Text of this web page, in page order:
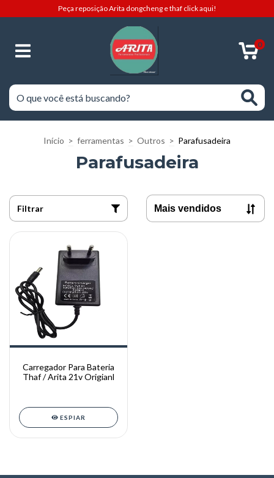
Peça reposição Arita dongcheng e thaf click aqui!
0
Início > ferramentas > Outros > Parafusadeira
Parafusadeira
Filtrar
Carregador Para Bateria
Thaf / Arita 21v Origianl
ESPIAR